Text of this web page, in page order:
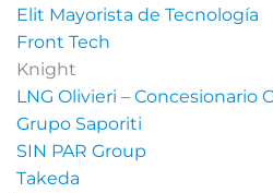
Elit Mayorista de Tecnología
Front Tech
Knight⁣
LNG Olivieri – Concesionario
Grupo Saporiti
SIN PAR Group
Takeda